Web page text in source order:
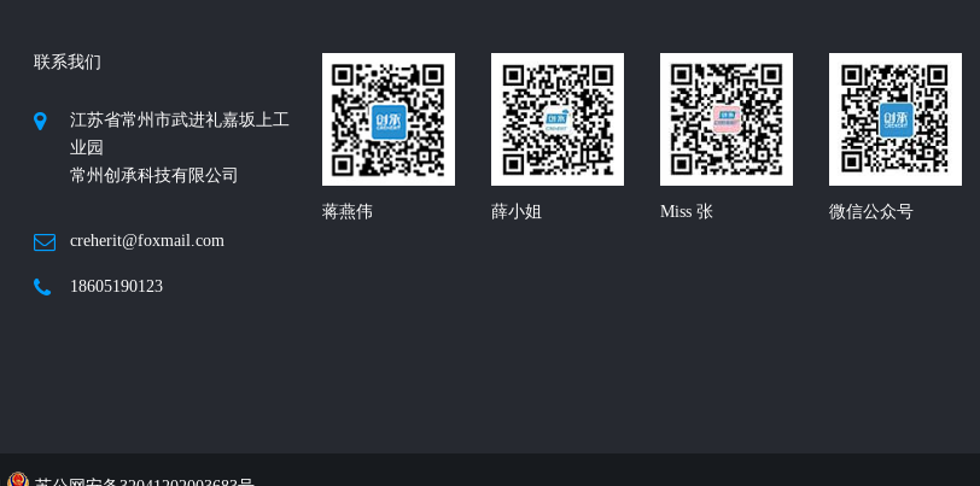
联系我们
江苏省常州市武进礼嘉坂上工
业园
常州创承科技有限公司
creherit@foxmail.com
18605190123
蒋燕伟 薛小姐 Miss 张 微信公众号